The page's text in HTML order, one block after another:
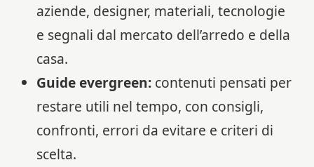
aziende, designer, materiali, tecnologie
e segnali dal mercato dell’arredo e della
casa.
Guide evergreen: contenuti pensati per
restare utili nel tempo, con consigli,
confronti, errori da evitare e criteri di
scelta.